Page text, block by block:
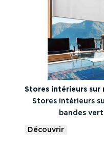
Stores intérieurs sur
Stores intérieurs
bandes
Découvrir